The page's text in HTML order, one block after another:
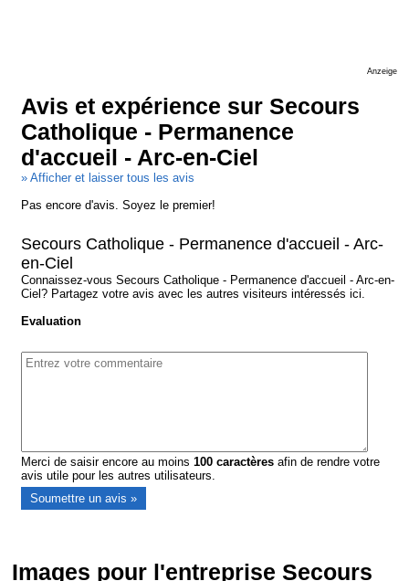
Anzeige
Avis et expérience sur Secours
Catholique - Permanence
d'accueil - Arc-en-Ciel
» Afficher et laisser tous les avis
Pas encore d'avis. Soyez le premier!
Secours Catholique - Permanence d'accueil - Arc-
en-Ciel
Connaissez-vous Secours Catholique - Permanence d'accueil - Arc-en-
Ciel? Partagez votre avis avec les autres visiteurs intéressés ici.
Evaluation
Merci de saisir encore au moins100 caractères afin de rendre votre
avis utile pour les autres utilisateurs.
Images pour l'entreprise Secours